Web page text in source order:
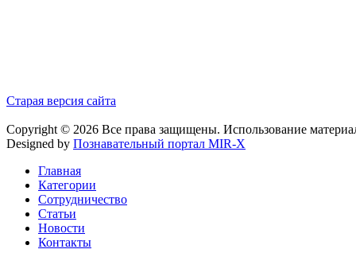
Старая версия сайта
Copyright © 2026 Все права защищены. Использование
Designed by Познавательный портал MIR-X
Главная
Категории
Сотрудничество
Статьи
Новости
Контакты